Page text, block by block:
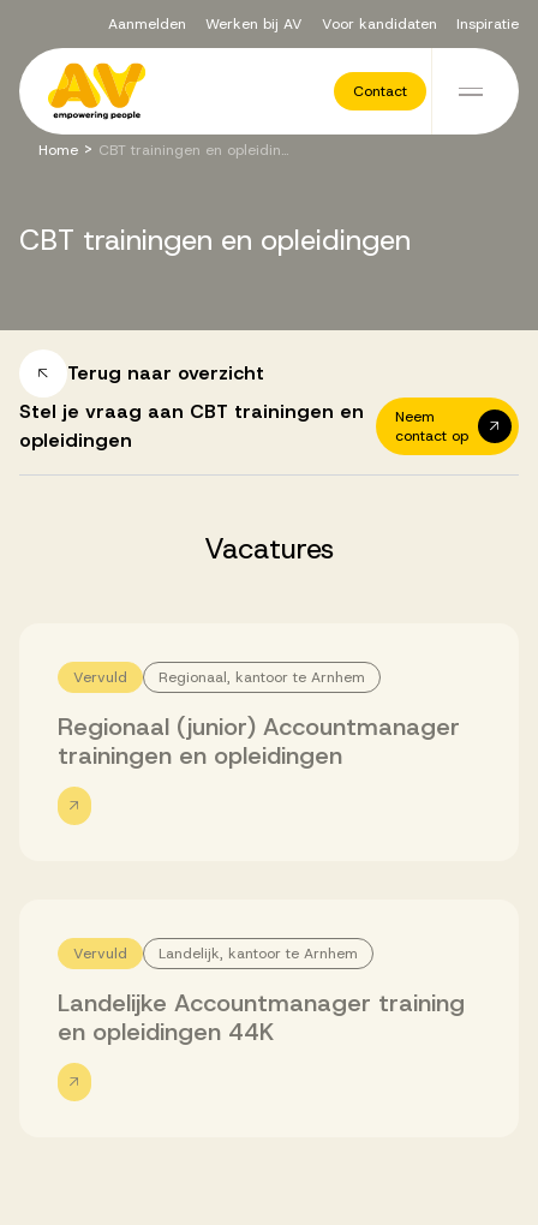
Ga naar de inhoud
Aanmelden Werken bij AV Voor kandidaten Inspiratie
Contact
Voor opdrachtgevers
Recruitment Services
Vacatures
Successen
Succesverhalen
Vervulde vacatures
Over AV
Ons team
Home > CBT trainingen en opleidingen
CBT trainingen en opleidingen
Terug naar overzicht
Stel je vraag aan CBT trainingen en
opleidingen
Neem
contact op
Vacatures
Vervuld Regionaal, kantoor te Arnhem
Regionaal (junior) Accountmanager
trainingen en opleidingen
Vervuld Landelijk, kantoor te Arnhem
Landelijke Accountmanager training
en opleidingen 44K